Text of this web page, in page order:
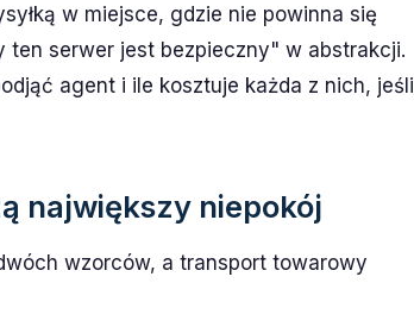
w miejsce, gdzie nie powinna się
serwer jest bezpieczny" w abstrakcji.
agent i ile kosztuje każda z nich, jeśli
największy niepokój
wzorców, a transport towarowy